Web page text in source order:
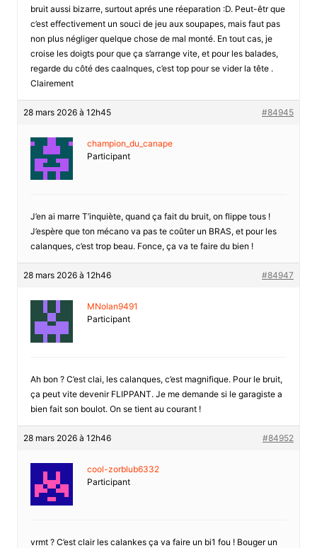
bruit aussi bizarre, surtout aprés une réeparation :D. Peut-êtr que
c’est effectivement un souci de jeu aux soupapes, mais faut pas
non plus négliger quelque chose de mal monté. En tout cas, je
croise les doigts pour que ça s’arrange vite, et pour les balades,
regarde du côté des caalnques, c’est top pour se vider la tête .
Clairement
28 mars 2026 à 12h45 #84945
champion_du_canape
Participant
J’en ai marre T’inquiète, quand ça fait du bruit, on flippe tous !
J’espère que ton mécano va pas te coûter un BRAS, et pour les
calanques, c’est trop beau. Fonce, ça va te faire du bien !
28 mars 2026 à 12h46 #84947
MNolan9491
Participant
Ah bon ? C’est clai, les calanques, c’est magnifique. Pour le bruit,
ça peut vite devenir FLIPPANT. Je me demande si le garagiste a
bien fait son boulot. On se tient au courant !
28 mars 2026 à 12h46 #84952
cool-zorblub6332
Participant
vrmt ? C’est clair les calankes ça va faire un bi1 fou ! Bouger un